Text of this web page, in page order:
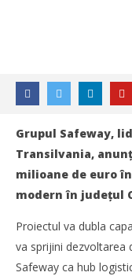
Grupul Safeway,
Transilvania,
milioane de euro
modern în județul
Proiectul va dubla
va sprijini dezvoltarea
Safeway ca hub